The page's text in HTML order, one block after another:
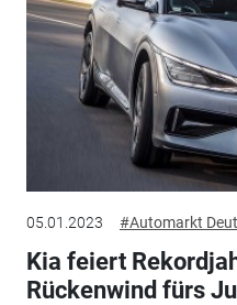
05.01.2023 #Automarkt
Kia feiert
Rückenwind fürs